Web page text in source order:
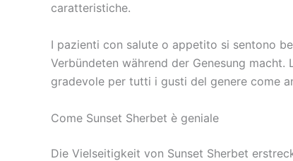
caratteristiche.
I pazienti con salute o appetito si sentono
Verbündeten während der Genesung
gradevole per tutti i gusti del genere come
Come Sunset Sherbet è geniale
Die Vielseitigkeit von Sunset Sherbet